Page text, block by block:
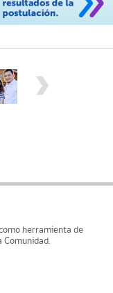
herramienta de